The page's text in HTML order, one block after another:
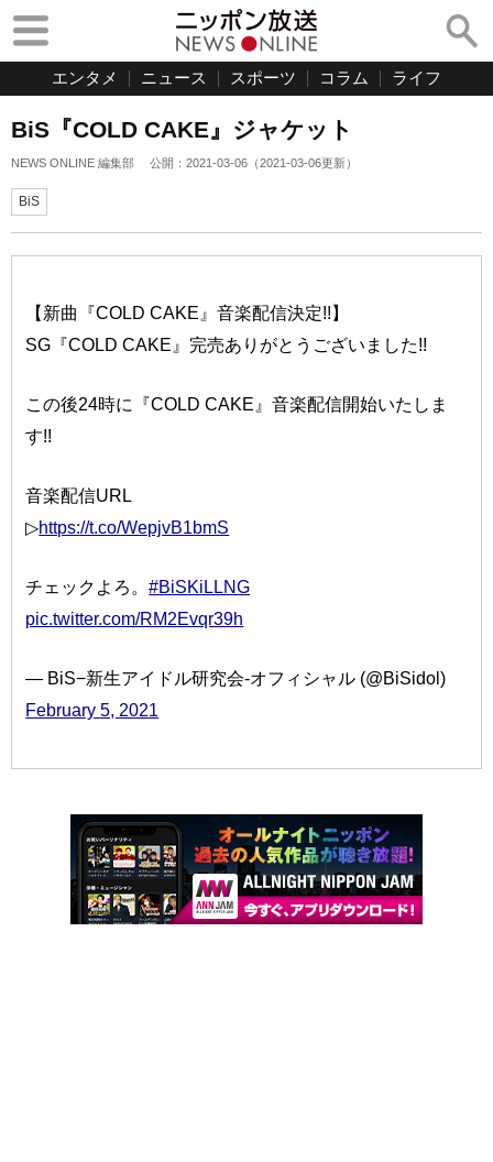
エンタメ ニュース スポーツ コラム ライフ
BiS『COLD CAKE』ジャケット
NEWS ONLINE 編集部 公開： 2021-03-06 （2021-03-06更新）
BiS
【新曲『COLD CAKE』音楽配信決定!!】
SG『COLD CAKE』完売ありがとうございました!!
この後24時に『COLD CAKE』音楽配信開始いたしま
す!!
音楽配信URL
▷https://t.co/WepjvB1bmS
チェックよろ。#BiSKiLLNG
pic.twitter.com/RM2Evqr39h
— BiS−新生アイドル研究会-オフィシャル (@BiSidol)
February 5, 2021